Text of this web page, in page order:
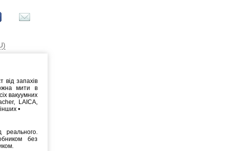
від запахів
мити в
вакуумних
LAICA,
•
реального.
без